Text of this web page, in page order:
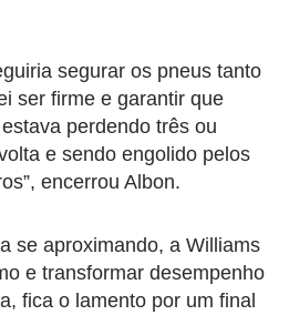
segurar os pneus tanto
ser firme e garantir que
perdendo três ou
e sendo engolido pelos
encerrou Albon.
se aproximando, a Williams
e transformar desempenho
fica o lamento por um final